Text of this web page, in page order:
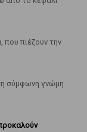
πιέζουν την
σύμφωνη γνώμη